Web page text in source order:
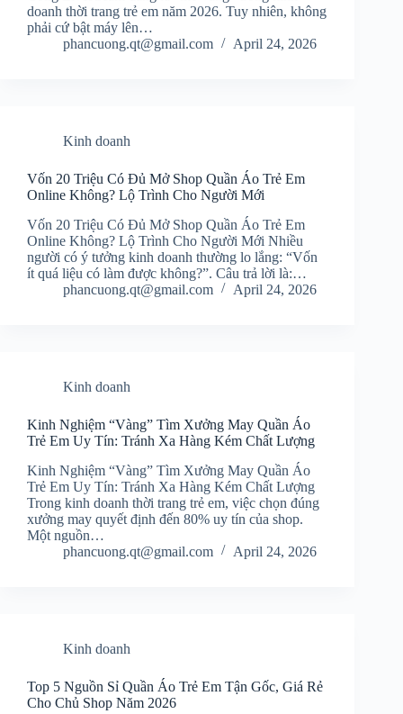
doanh thời trang trẻ em năm 2026. Tuy nhiên, không
phải cứ bật máy lên…
phancuong.qt@gmail.com
April 24, 2026
Kinh doanh
Vốn 20 Triệu Có Đủ Mở Shop Quần Áo Trẻ Em
Online Không? Lộ Trình Cho Người Mới
Vốn 20 Triệu Có Đủ Mở Shop Quần Áo Trẻ Em
Online Không? Lộ Trình Cho Người Mới Nhiều
người có ý tưởng kinh doanh thường lo lắng: “Vốn
ít quá liệu có làm được không?”. Câu trả lời là:…
phancuong.qt@gmail.com
April 24, 2026
Kinh doanh
Kinh Nghiệm “Vàng” Tìm Xưởng May Quần Áo
Trẻ Em Uy Tín: Tránh Xa Hàng Kém Chất Lượng
Kinh Nghiệm “Vàng” Tìm Xưởng May Quần Áo
Trẻ Em Uy Tín: Tránh Xa Hàng Kém Chất Lượng
Trong kinh doanh thời trang trẻ em, việc chọn đúng
xưởng may quyết định đến 80% uy tín của shop.
Một nguồn…
phancuong.qt@gmail.com
April 24, 2026
Kinh doanh
Top 5 Nguồn Sỉ Quần Áo Trẻ Em Tận Gốc, Giá Rẻ
Cho Chủ Shop Năm 2026